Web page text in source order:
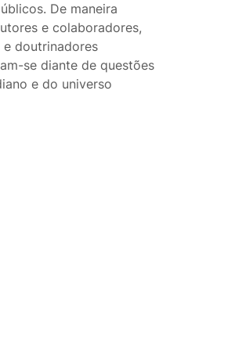
De maneira
e colaboradores,
e doutrinadores
se diante de questões
e do universo